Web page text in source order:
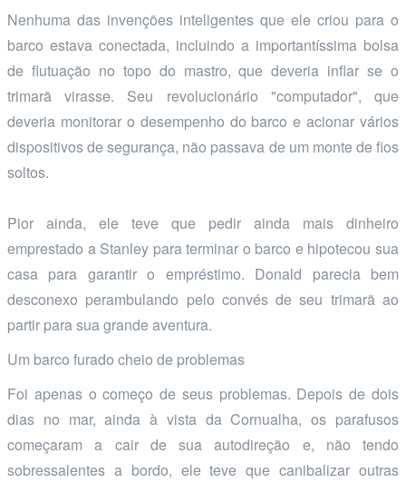
Nenhuma das invenções inteligentes que ele criou para o
barco estava conectada, incluindo a importantíssima bolsa
de flutuação no topo do mastro, que deveria inflar se o
trimarã virasse. Seu revolucionário "computador", que
deveria monitorar o desempenho do barco e acionar vários
dispositivos de segurança, não passava de um monte de fios
soltos.
Pior ainda, ele teve que pedir ainda mais dinheiro
emprestado a Stanley para terminar o barco e hipotecou sua
casa para garantir o empréstimo. Donald parecia bem
desconexo perambulando pelo convés de seu trimarã ao
partir para sua grande aventura.
Um barco furado cheio de problemas
Foi apenas o começo de seus problemas. Depois de dois
dias no mar, ainda à vista da Cornualha, os parafusos
começaram a cair de sua autodireção e, não tendo
sobressalentes a bordo, ele teve que canibalizar outras